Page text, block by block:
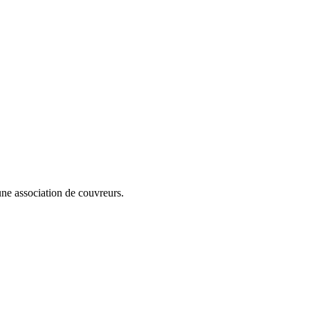
association de couvreurs.